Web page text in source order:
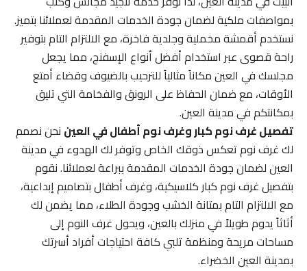
بمواصفات ملكية لضمان جودة الخدمات المقدمة لعملائنا بتميز.
نستخدم أقمشة مخملية وجلدية فاخرة، مع الالتزام التام بتوفير
راحة قصوى عبر استخدام أفضل أنواع الإسفنج، مما يجعل
مجلسك في العين مكاناً مثالياً للترحيب بالضيوف وقضاء أمتع
الأوقات، مع ضمان الحفاظ على الرونق والفخامة التي تليق
بمكانتكم في مدينة العين.
تفصيل غرف نوم كبار وغرف نوم أطفال في العيننحن نصمم
لك غرف نوم تعكس ذوقك الخاص وتوفر لك الهدوء في مدينة
العين لضمان جودة الخدمات المقدمة ببراعة لعملائنا. نقوم
بتفصيل غرف نوم كبار كلاسيكية، وغرف أطفال بتصاميم إبداعية،
مع الالتزام التام بمتانة الخشب وجودة الطلاء، مما يضمن لك
أثاثاً يدوم طويلاً في منزلك بالعين، ويحول غرف النوم إلى
مساحات مريحة ومنظمة تلبي كافة احتياجات أفراد أسرتك
بمدينة العين الخضراء.